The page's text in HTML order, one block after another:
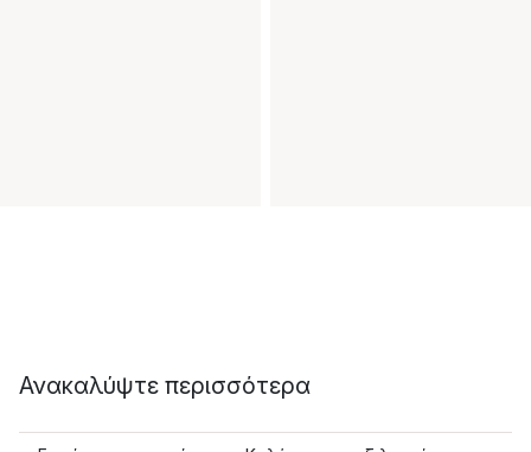
Ανακαλύψτε περισσότερα